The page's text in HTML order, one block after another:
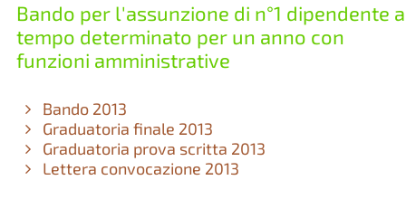
Bando per l'assunzione di n°1 dipendente a
tempo determinato per un anno con
funzioni amministrative
Bando 2013
Graduatoria finale 2013
Graduatoria prova scritta 2013
Lettera convocazione 2013